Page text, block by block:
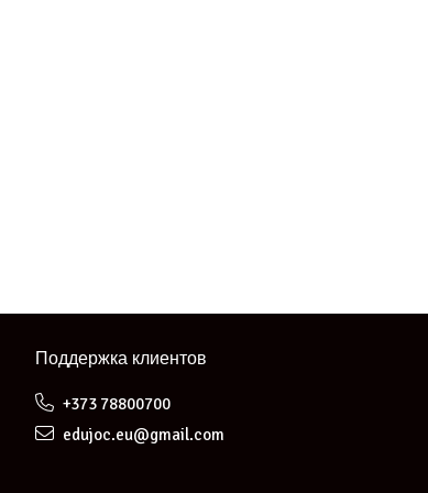
Поддержка клиентов
+373 78800700
edujoc.eu@gmail.com